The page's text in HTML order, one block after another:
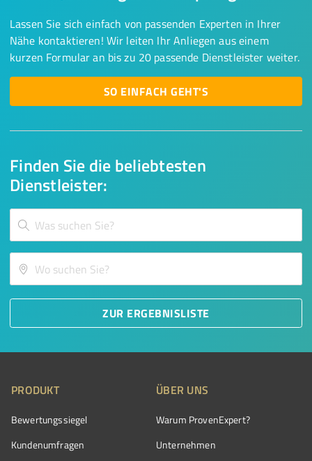
Finden Sie die beliebtesten
Dienstleister:
ZUR ERGEBNISLISTE
Lassen Sie sich einfach von passenden Experten in Ihrer
Nähe kontaktieren! Wir leiten Ihr Anliegen aus einem
kurzen Formular an bis zu 20 passende Dienstleister weiter.
SO EINFACH GEHT'S
PRODUKT
Bewertungssiegel
Kundenumfragen
ÜBER UNS
Warum ProvenExpert?
Unternehmen